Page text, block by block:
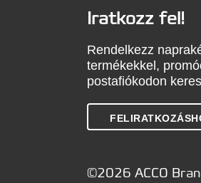
Iratkozz fel!
Rendelkezz
termékekkel,
postafiókodon
©2026 ACCO